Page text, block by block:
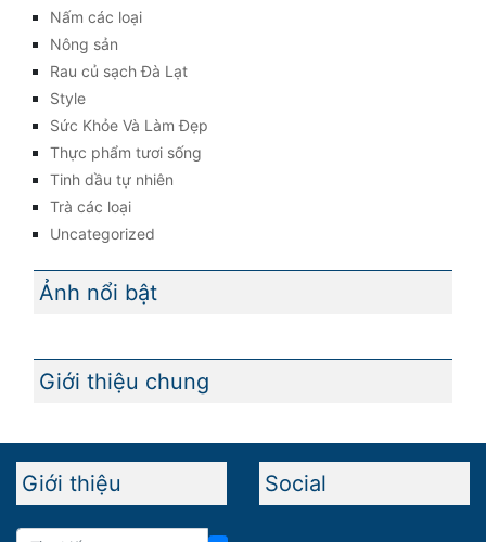
Nấm các loại
Nông sản
Rau củ sạch Đà Lạt
Style
Sức Khỏe Và Làm Đẹp
Thực phẩm tươi sống
Tinh dầu tự nhiên
Trà các loại
Uncategorized
Ảnh nổi bật
Giới thiệu chung
Giới thiệu Social